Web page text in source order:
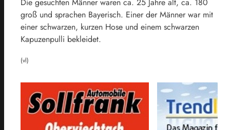
groß und sprachen Bayerisch. Einer der Männer war mit
einer schwarzen, kurzen Hose und einem schwarzen
Kapuzenpulli bekleidet.
(vl)